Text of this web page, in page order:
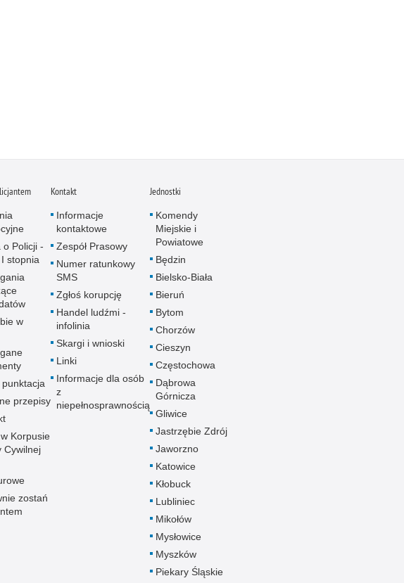
o Policji -
stopnia
w
punktacja
przepisy
Korpusie
Cywilnej
zostań
Kontakt
Informacje
kontaktowe
Zespół Prasowy
Numer ratunkowy
SMS
Zgłoś korupcję
Handel ludźmi -
infolinia
Skargi i wnioski
Linki
Informacje dla osób
z
niepełnosprawnością
Jednostki
Komendy
Miejskie i
Powiatowe
Będzin
Bielsko-Biała
Bieruń
Bytom
Chorzów
Cieszyn
Częstochowa
Dąbrowa
Górnicza
Gliwice
Jastrzębie Zdrój
Jaworzno
Katowice
Kłobuck
Lubliniec
Mikołów
Mysłowice
Myszków
Piekary Śląskie